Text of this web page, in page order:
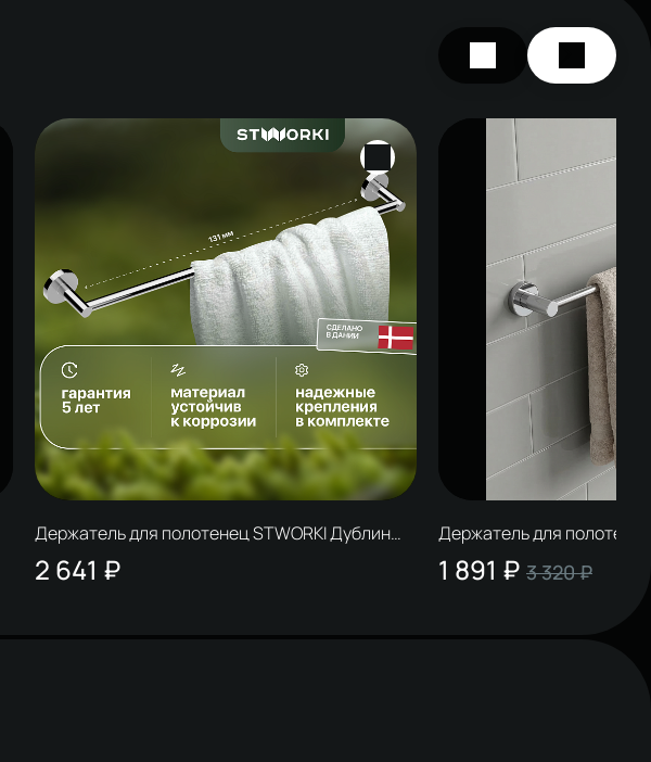
Держатель для полотенец STWORKI Дублин
HADB346400 хром
2 641 ₽
Держатель для
S41365CR глянцевый хром
1 891 ₽ 3 320 ₽